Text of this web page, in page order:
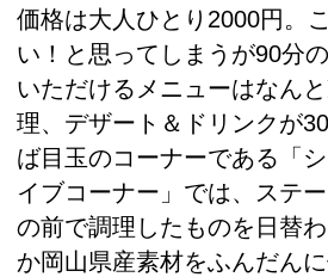
価格は大人ひとり2000円。
い！と思ってしまうが90分
いただけるメニューはなん
理、デザート＆ドリンクが
ば目玉のコーナーである「
イブコーナー」では、ステ
の前で調理したものを日替
か岡山県産素材をふんだんに